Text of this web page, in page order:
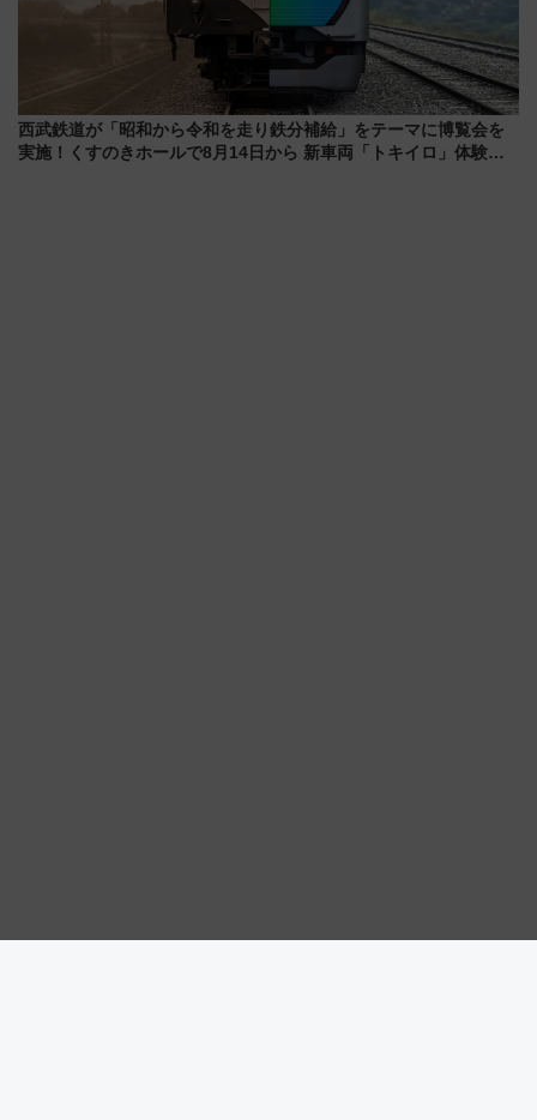
西武鉄道が「昭和から令和を走り鉄分補給」をテーマに博覧会を
実施！くすのきホールで8月14日から 新車両「トキイロ」体験ブ